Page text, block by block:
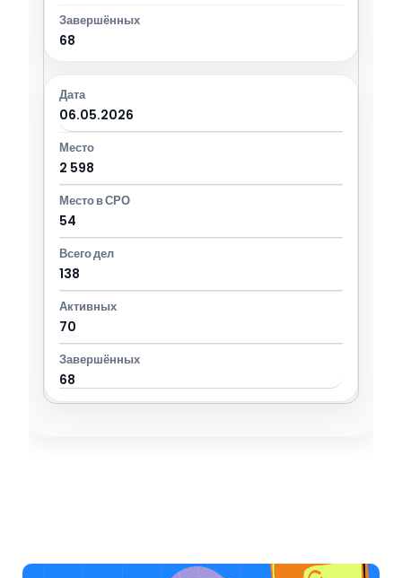
68
06.05.2026
2 598
54
138
70
68